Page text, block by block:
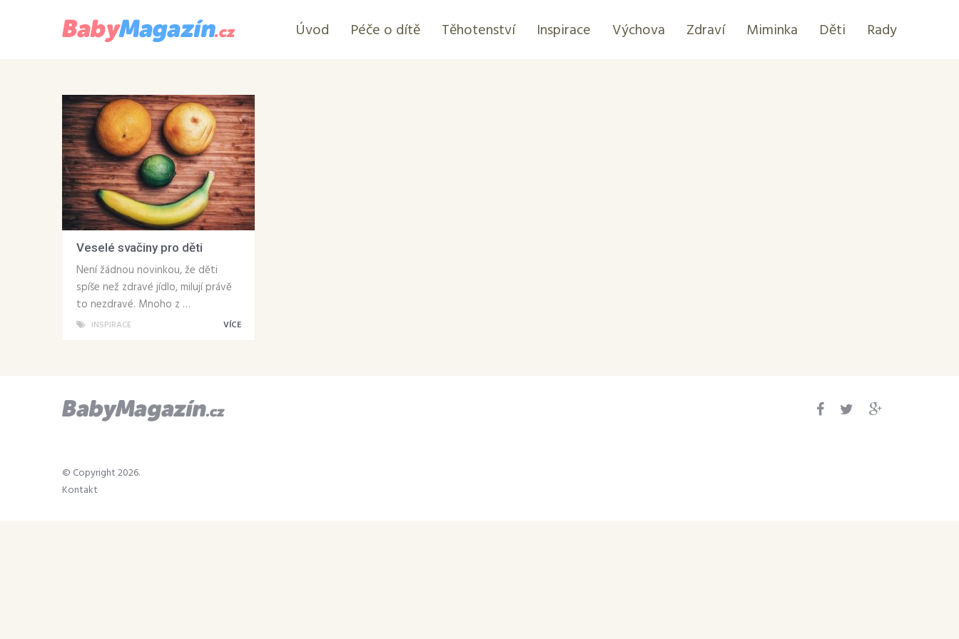
Úvod Péče o dítě Těhotenství Inspirace Výchova Zdraví Miminka Děti Rady
Veselé svačiny pro děti
Není žádnou novinkou, že děti
spíše než zdravé jídlo, milují právě
to nezdravé. Mnoho z …
INSPIRACE VÍCE
© Copyright 2026.
Kontakt